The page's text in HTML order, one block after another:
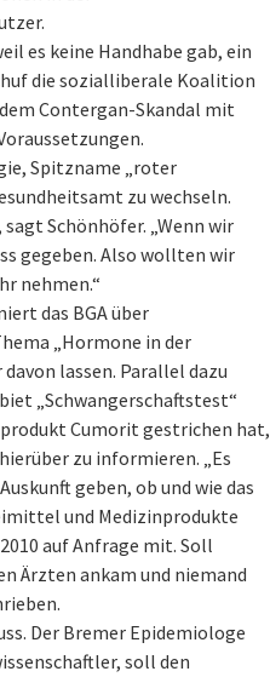
es keine Handhabe gab, ein
die sozialliberale Koalition
Contergan-Skandal mit
Spitzname „roter
zu wechseln.
Schönhöfer. „Wenn wir
gegeben. Also wollten wir
nehmen.“
das BGA über
„Hormone in der
lassen. Parallel dazu
„Schwangerschaftstest“
Cumorit gestrichen hat,
zu informieren. „Es
geben, ob und wie das
und Medizinprodukte
auf Anfrage mit. Soll
Ärzten ankam und niemand
Der Bremer Epidemiologe
soll den